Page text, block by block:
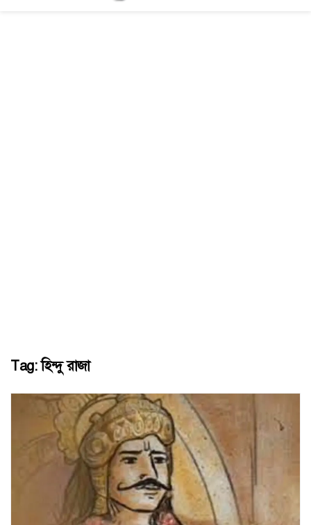
Tag:হিন্দু রাজা